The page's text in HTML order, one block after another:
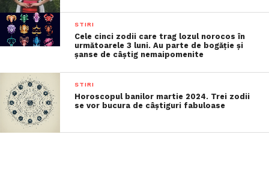
STIRI
Cele cinci zodii care trag lozul norocos în
următoarele 3 luni. Au parte de bogăție și
șanse de câștig nemaipomenite
STIRI
Horoscopul banilor martie 2024. Trei zodii
se vor bucura de câștiguri fabuloase